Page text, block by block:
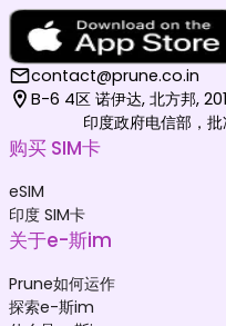
contact@prune.co.in
B-6 4区 诺伊达, 北方邦,
印度政府电信部，
购买 SIM卡
eSIM
印度 SIM卡
关于e-斯im
Prune如何运作
探索e-斯im